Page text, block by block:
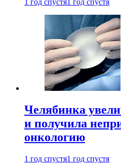
1 год спустя1 год спустя
Челябинка
и получила
онкологию
1 год спустя1 год спустя